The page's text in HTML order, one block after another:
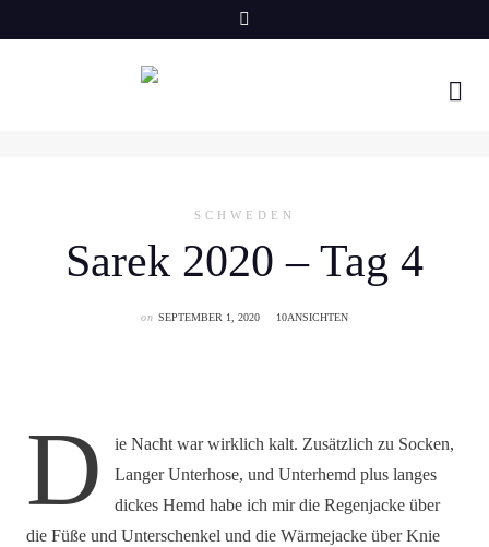
to
SCHWEDEN
Sarek 2020 – Tag 4
on SEPTEMBER 1, 2020 10ANSICHTEN
D
ie Nacht war wirklich kalt. Zusätzlich zu Socken,
Langer Unterhose, und Unterhemd plus langes
dickes Hemd habe ich mir die Regenjacke über
die Füße und Unterschenkel und die Wärmejacke über Knie